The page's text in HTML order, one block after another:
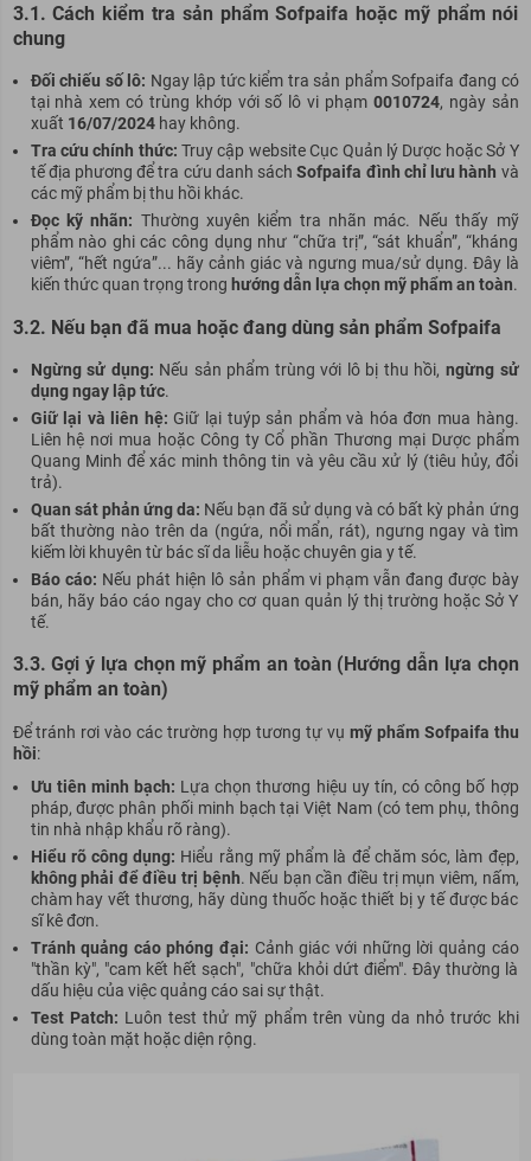
3.1. Cách kiểm tra sản phẩm Sofpaifa hoặc mỹ phẩm nói
chung
Đối chiếu số lô: Ngay lập tức kiểm tra sản phẩm Sofpaifa đang có
tại nhà xem có trùng khớp với số lô vi phạm 0010724, ngày sản
xuất 16/07/2024hay không.
Tra cứu chính thức: Truy cập website Cục Quản lý Dược hoặc Sở Y
tế địa phương để tra cứu danh sáchSofpaifa đình chỉ lưu hành và
các mỹ phẩm bị thu hồi khác.
Đọc kỹ nhãn: Thường xuyên kiểm tra nhãn mác. Nếu thấy mỹ
phẩm nào ghi các công dụng như “chữa trị”, “sát khuẩn”, “kháng
viêm”, “hết ngứa”... hãy cảnh giác và ngưng mua/sử dụng. Đây là
kiến thức quan trọng trong hướng dẫn lựa chọn mỹ phẩm an toàn.
3.2. Nếu bạn đã mua hoặc đang dùng sản phẩm Sofpaifa
Ngừng sử dụng: Nếu sản phẩm trùng với lô bị thu hồi, ngừng sử
dụng ngay lập tức.
Giữ lại và liên hệ: Giữ lại tuýp sản phẩm và hóa đơn mua hàng.
Liên hệ nơi mua hoặc Công ty Cổ phần Thương mại Dược phẩm
Quang Minh để xác minh thông tin và yêu cầu xử lý (tiêu hủy, đổi
trả).
Quan sát phản ứng da: Nếu bạn đã sử dụng và có bất kỳ phản ứng
bất thường nào trên da (ngứa, nổi mẩn, rát), ngưng ngay và tìm
kiếm lời khuyên từ bác sĩ da liễu hoặc chuyên gia y tế.
Báo cáo: Nếu phát hiện lô sản phẩm vi phạm vẫn đang được bày
bán, hãy báo cáo ngay cho cơ quan quản lý thị trường hoặc Sở Y
tế.
3.3. Gợi ý lựa chọn mỹ phẩm an toàn (Hướng dẫn lựa chọn
mỹ phẩm an toàn)
Để tránh rơi vào các trường hợp tương tự vụ mỹ phẩm Sofpaifa thu
hồi:
Ưu tiên minh bạch: Lựa chọn thương hiệu uy tín, có công bố hợp
pháp, được phân phối minh bạch tại Việt Nam (có tem phụ, thông
tin nhà nhập khẩu rõ ràng).
Hiểu rõ công dụng: Hiểu rằng mỹ phẩm là để chăm sóc, làm đẹp,
không phải để điều trị bệnh. Nếu bạn cần điều trị mụn viêm, nấm,
chàm hay vết thương, hãy dùng thuốc hoặc thiết bị y tế được bác
sĩ kê đơn.
Tránh quảng cáo phóng đại: Cảnh giác với những lời quảng cáo
"thần kỳ", "cam kết hết sạch", "chữa khỏi dứt điểm". Đây thường là
dấu hiệu của việc quảng cáo sai sự thật.
Test Patch: Luôn test thử mỹ phẩm trên vùng da nhỏ trước khi
dùng toàn mặt hoặc diện rộng.